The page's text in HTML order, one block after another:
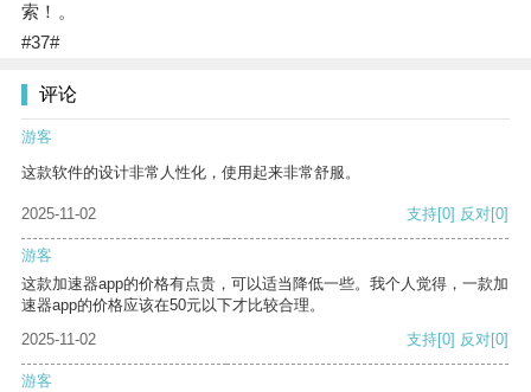
索！。
#37#
评论
游客
这款软件的设计非常人性化，使用起来非常舒服。
2025-11-02 支持[0] 反对[0]
游客
这款加速器app的价格有点贵，可以适当降低一些。我个人觉得，一款加
速器app的价格应该在50元以下才比较合理。
2025-11-02
支持[0] 反对[0]
游客